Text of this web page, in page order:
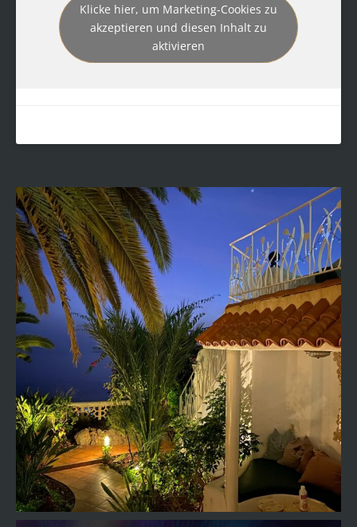
Klicke hier, um Marketing-Cookies zu
akzeptieren und diesen Inhalt zu
aktivieren